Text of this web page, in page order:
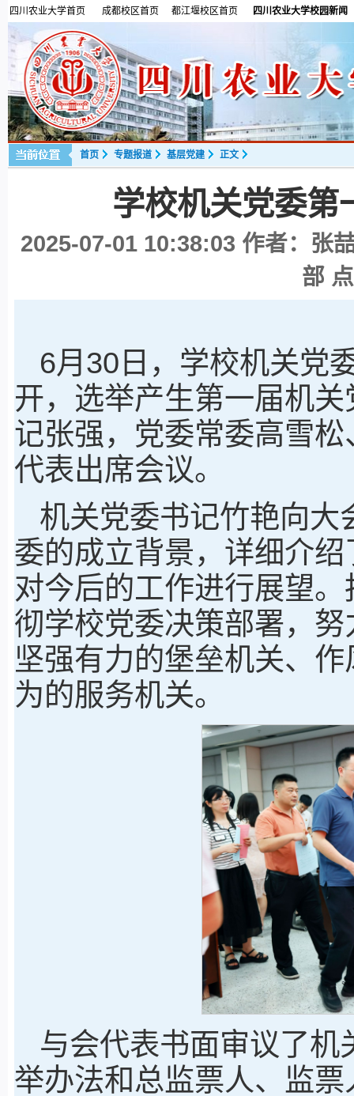
四川农业大学首页 成都校区首页 都江堰校区首页 四川农业大学校园新闻
首页 专题报道 基层党建 正文
学校机关党委第
2025-07-01 10:38:03 作者：张
部
6月30日，学校机关党
开，选举产生第一届机
记张强，党委常委高雪
代表出席会议。
机关党委书记竹艳向大
委的成立背景，详细介
对今后的工作进行展望
彻学校党委决策部署，
坚强有力的堡垒机关、
为的服务机关。
与会代表书面审议了
举办法和总监票人、监票